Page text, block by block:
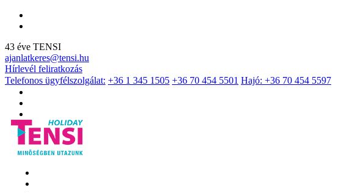
43 éve TENSI
ajanlatkeres@tensi.hu
Hírlevél feliratkozás
Telefonos ügyfélszolgálat: +36 1 345 1505 +36 70 454 5501 Hajó: +36 70 454 5597